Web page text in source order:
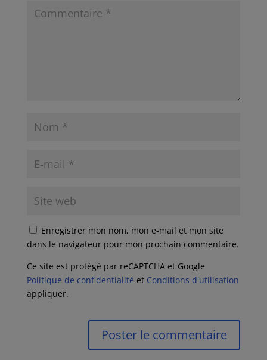
Enregistrer mon nom, mon e-mail et mon site
dans le navigateur pour mon prochain commentaire.
Ce site est protégé par reCAPTCHA et Google
Politique de confidentialité et Conditions d'utilisation
appliquer.